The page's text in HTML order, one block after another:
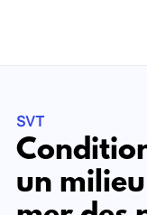
SVT
un